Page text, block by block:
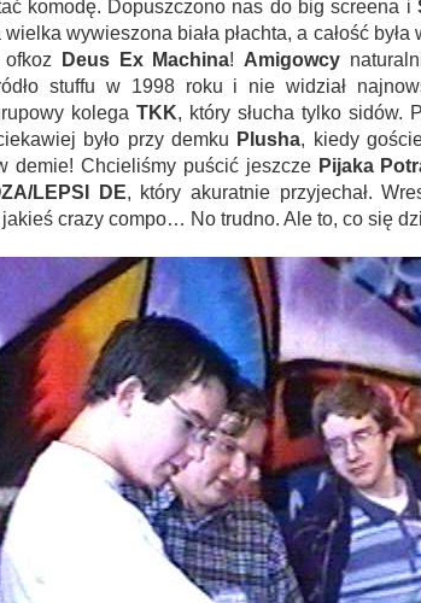
komodę. Dopuszczono nas do big screena i
wielka wywieszona biała płachta, a całość
ofkoz
Deus Ex Machina! Amigowcy
stuffu w 1998 roku i nie widział
kolegaTKK, który słucha tylko sidów.
było przy demku Plusha, kiedy
demie! Chcieliśmy puścić jeszcze Pijaka
LEPSI DE, który akuratnie przyjechał.
crazy compo… No trudno. Ale to, co się